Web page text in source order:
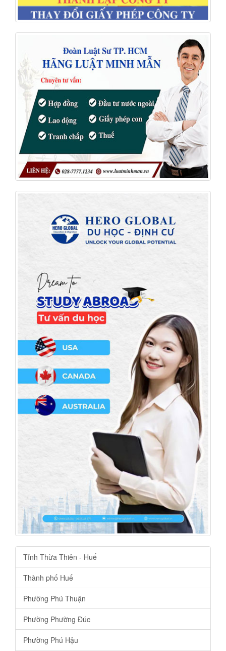
Tỉnh Thừa Thiên - Huế
Thành phố Huế
Phường Phú Thuận
Phường Phường Đúc
Phường Phú Hậu